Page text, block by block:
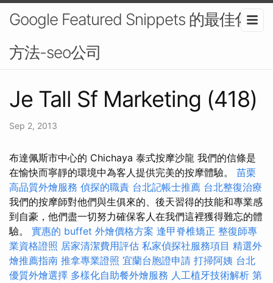
Google Featured Snippets 的最佳化
方法-seo公司
Je Tall Sf Marketing (418)
Sep 2, 2013
布達佩斯市中心的 Chichaya 泰式按摩沙龍 我們的信條是
在愉快而寧靜的環境中為客人提供完美的按摩體驗。 苗栗
高品質外燴服務 偵探的職責 台北記帳士推薦 台北整復治療
我們的按摩師對他們與生俱來的、後天習得的技能和專業感
到自豪，他們盡一切努力確保客人在我們這裡獲得難忘的體
驗。 實惠的 buffet 外燴價格方案 逢甲脊椎矯正 整復師專
業資格證照 居家清潔費用評估 私家偵探社服務項目 精選外
燴推薦指南 推拿專業證照 宜蘭台胞證申請 打掃阿姨 台北
優質外燴選擇 多樣化自助餐外燴服務 人工植牙技術解析 第